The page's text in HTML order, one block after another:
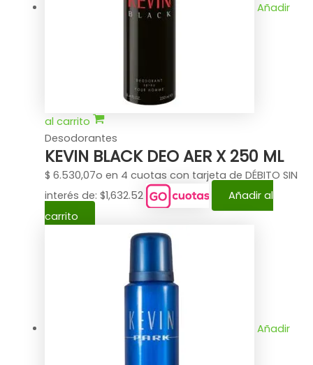
Añadir
al carrito
Desodorantes
KEVIN BLACK DEO AER X 250 ML
$ 6.530,07o en 4 cuotas con tarjeta de DÉBITO SIN
interés de: $1,632.52
Añadir al
carrito
Añadir